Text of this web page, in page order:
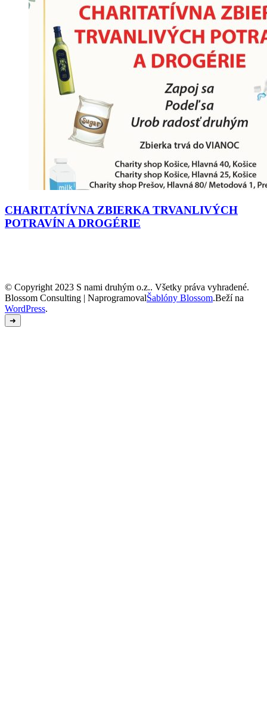
CHARITATÍVNA ZBIERKA TRVANLIVÝCH
POTRAVÍN A DROGÉRIE
© Copyright 2023 S nami druhým o.z.. Všetky práva vyhradené.
Blossom Consulting | NaprogramovalŠablóny Blossom.Beží na
WordPress.
➜